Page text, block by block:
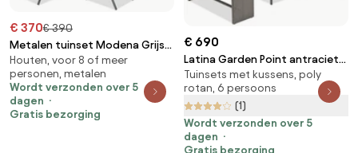
€ 370€ 390
Metalen tuinset Modena Grijs
voor 8 personen Garden Point
Houten, voor 8 of meer
personen, metalen
Wordt verzonden over 5
dagen
Gratis bezorging
€ 690
Latina Garden Point antraciet
technorattan tuinmeubelen
Tuinsets met kussens, poly
rotan, 6 persoons
(1)
Wordt verzonden over 5
dagen
Gratis bezorging